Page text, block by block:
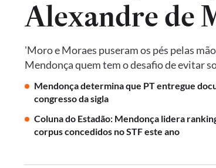
Alexandre de
'Moro e Moraes puseram os pés pelas
Mendonça quem tem o desafio de evitar
Mendonça determina que PT entregue
congresso da sigla
Coluna do Estadão: Mendonça lidera
corpus concedidos no STF este ano